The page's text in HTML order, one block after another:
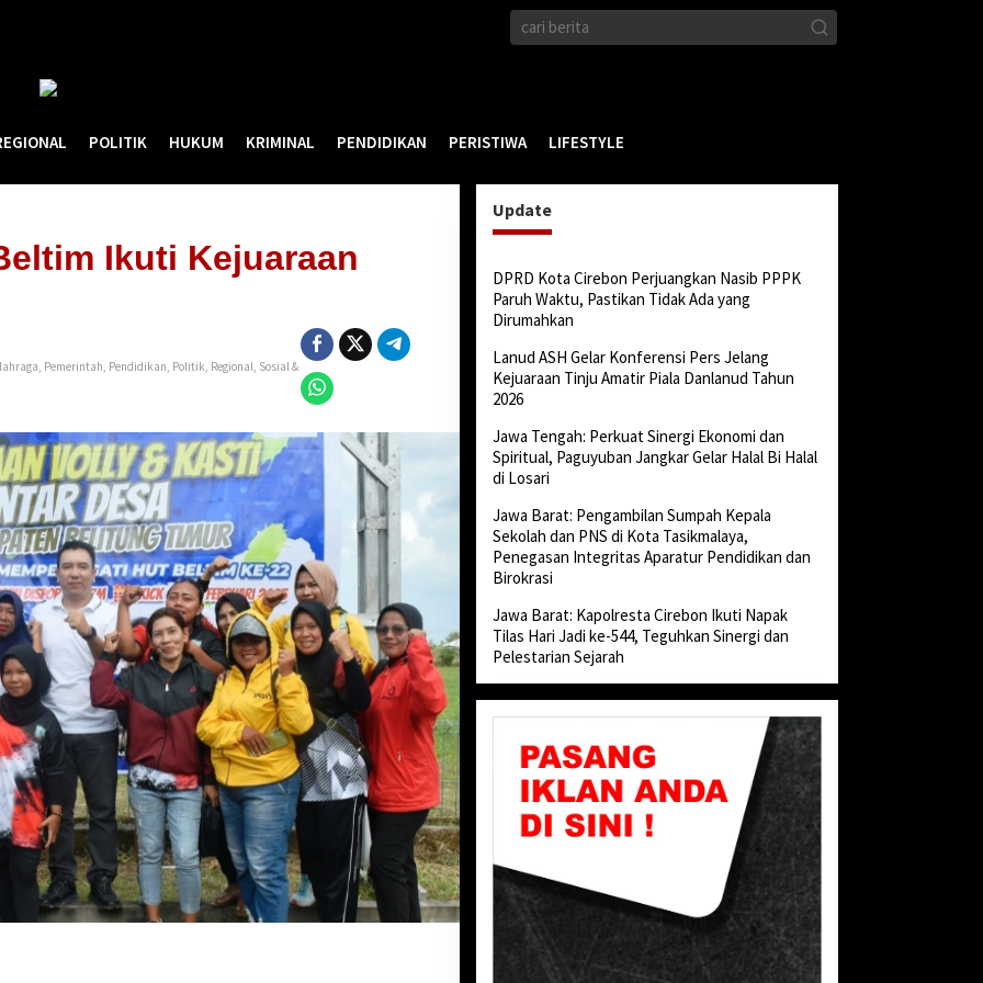
POLITIK HUKUM KRIMINAL PENDIDIKAN PERISTIWA LIFESTYLE
Ikuti Kejuaraan
, Pemerintah, Pendidikan, Politik, Regional, Sosial &
Update
DPRD Kota Cirebon Perjuangkan Nasib PPPK
Paruh Waktu, Pastikan Tidak Ada yang
Dirumahkan
Lanud ASH Gelar Konferensi Pers Jelang
Kejuaraan Tinju Amatir Piala Danlanud Tahun
2026
Jawa Tengah: Perkuat Sinergi Ekonomi dan
Spiritual, Paguyuban Jangkar Gelar Halal Bi Halal
di Losari
Jawa Barat: Pengambilan Sumpah Kepala
Sekolah dan PNS di Kota Tasikmalaya,
Penegasan Integritas Aparatur Pendidikan dan
Birokrasi
Jawa Barat: Kapolresta Cirebon Ikuti Napak
Tilas Hari Jadi ke-544, Teguhkan Sinergi dan
Pelestarian Sejarah